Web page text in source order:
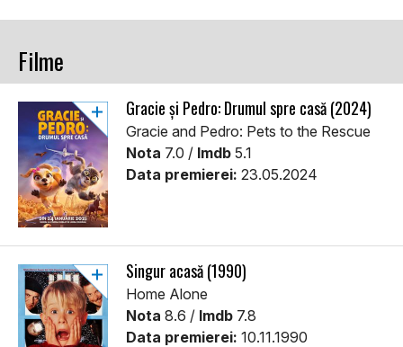
Filme
Gracie și Pedro: Drumul spre casă (2024)
Gracie and Pedro: Pets to the Rescue
Nota 7.0 / Imdb 5.1
Data premierei: 23.05.2024
Singur acasă (1990)
Home Alone
Nota 8.6 / Imdb 7.8
Data premierei: 10.11.1990